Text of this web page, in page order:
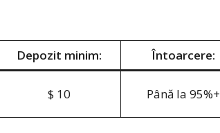
Depozit minim: Întoarcere:
$ 10 Până la 95%+